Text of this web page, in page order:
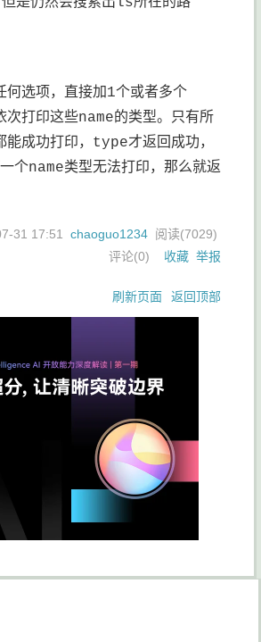
选项，直接加1个或者多个
次打印这些name的类型。只有所
能成功打印，type才返回成功，
个name类型无法打印，那么就返
31 17:51 chaoguo1234 阅读(7029)
评论(0) 收藏 举报
刷新页面 返回顶部